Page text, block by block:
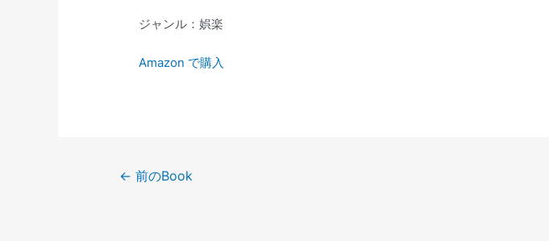
ジャンル：娯楽
Amazon で購入
← 前のBook